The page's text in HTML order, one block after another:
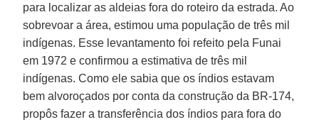
para localizar as aldeias fora do roteiro da estrada. Ao
sobrevoar a área, estimou uma população de três mil
indígenas. Esse levantamento foi refeito pela Funai
em 1972 e confirmou a estimativa de três mil
indígenas. Como ele sabia que os índios estavam
bem alvoroçados por conta da construção da BR-174,
propôs fazer a transferência dos índios para fora do